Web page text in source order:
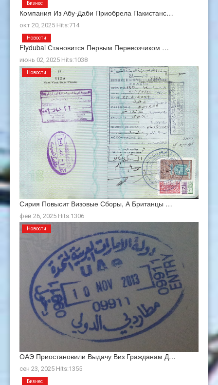
Компания Из Абу-Даби Приобрела Пакистанс…
окт 20, 2025 Hits:714
Бизнес
Flydubai Становится Первым Перевозчиком …
июнь 02, 2025 Hits:1038
Новости
Сирия Повысит Визовые Сборы, А Британцы …
фев 26, 2025 Hits:1306
Новости
ОАЭ Приостановили Выдачу Виз Гражданам Д…
сен 23, 2025 Hits:1355
Новости
Бизнес